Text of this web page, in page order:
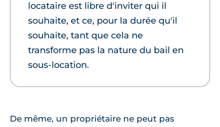
locataire est libre d'inviter qui il
souhaite, et ce, pour la durée qu'il
souhaite, tant que cela ne
transforme pas la nature du bail en
sous-location.
De même, un propriétaire ne peut pas